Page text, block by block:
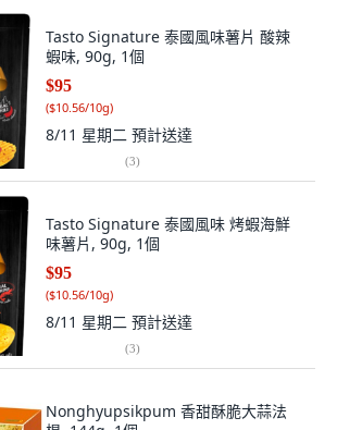
Tasto Signature 泰國風味薯片 酸辣
蝦味, 90g, 1個
$95
($10.56/10g)
8/11 星期二 預計送達
(3)
Tasto Signature 泰國風味 烤蝦海鮮
味薯片, 90g, 1個
$95
($10.56/10g)
8/11 星期二 預計送達
(3)
Nonghyupsikpum 香甜酥脆大蒜法